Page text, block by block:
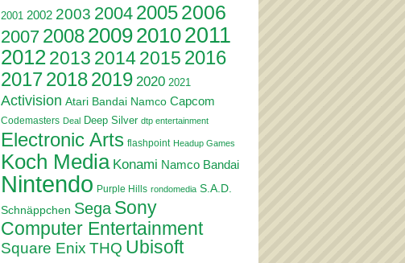
2001 2002 2003 2004 20052006
2007 2008200920102011
20122013 20142015 2016
201720182019 2020 2021
Activision Atari Bandai Namco Capcom
Codemasters Deal Deep Silver dtp entertainment
Electronic Arts flashpoint Headup Games
Koch Media Konami Namco Bandai
Nintendo Purple Hills rondomedia S.A.D.
Schnäppchen Sega Sony
Computer Entertainment
Square Enix THQ Ubisoft